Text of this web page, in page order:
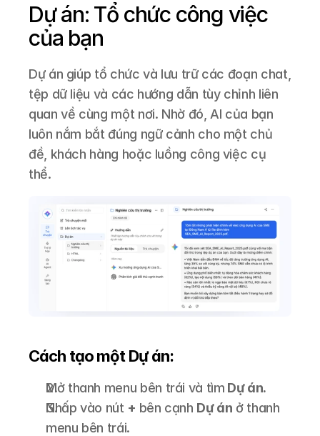
Dự án: Tổ chức công việc
của bạn
Dự án giúp tổ chức và lưu trữ các đoạn chat,
tệp dữ liệu và các hướng dẫn tùy chỉnh liên
quan về cùng một nơi. Nhờ đó, AI của bạn
luôn nắm bắt đúng ngữ cảnh cho một chủ
đề, khách hàng hoặc luồng công việc cụ
thể.
Cách tạo một Dự án:
Mở thanh menu bên trái và tìm Dự án.
Nhấp vào nút + bên cạnh Dự án ở thanh
menu bên trái.